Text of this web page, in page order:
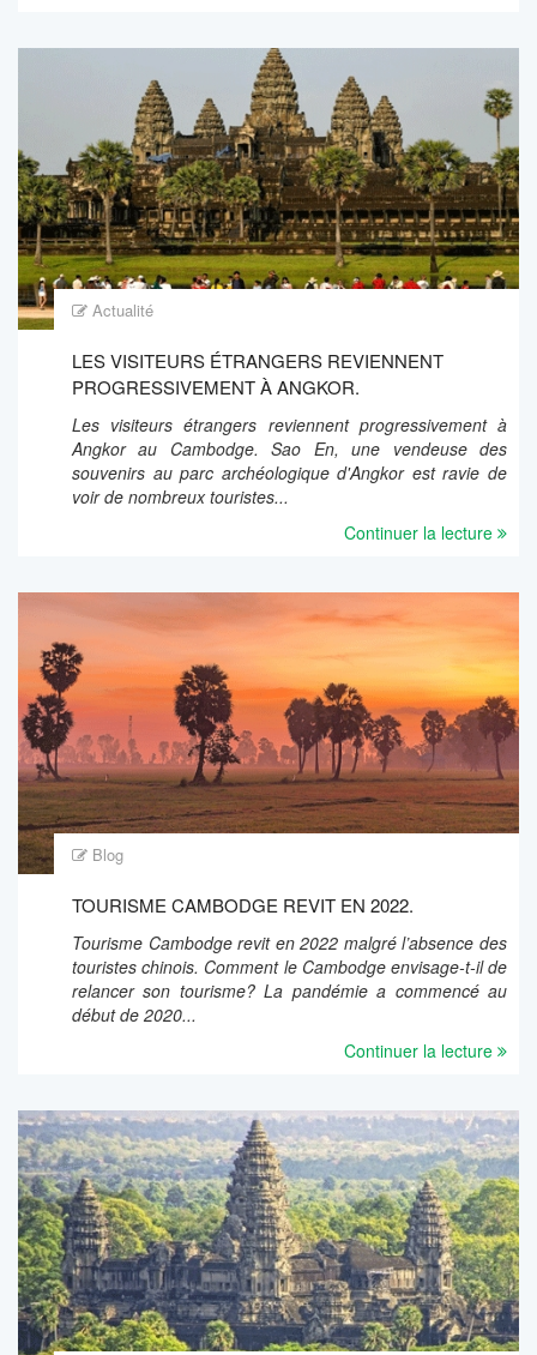
Actualité
LES VISITEURS ÉTRANGERS REVIENNENT
PROGRESSIVEMENT À ANGKOR.
Les visiteurs étrangers reviennent progressivement à
Angkor au Cambodge. Sao En, une vendeuse des
souvenirs au parc archéologique d'Angkor est ravie de
voir de nombreux touristes...
Continuer la lecture
Blog
TOURISME CAMBODGE REVIT EN 2022.
Tourisme Cambodge revit en 2022 malgré l’absence des
touristes chinois. Comment le Cambodge envisage-t-il de
relancer son tourisme? La pandémie a commencé au
début de 2020...
Continuer la lecture